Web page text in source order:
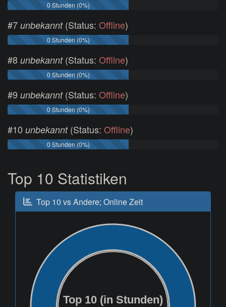
0 Stunden (0%)
#7 unbekannt(Status: Offline)
0 Stunden (0%)
#8 unbekannt(Status: Offline)
0 Stunden (0%)
#9 unbekannt(Status: Offline)
0 Stunden (0%)
#10 unbekannt(Status: Offline)
0 Stunden (0%)
Top 10 Statistiken
Top 10 vs Andere; Online Zeit
Top 10 (in Stunden)